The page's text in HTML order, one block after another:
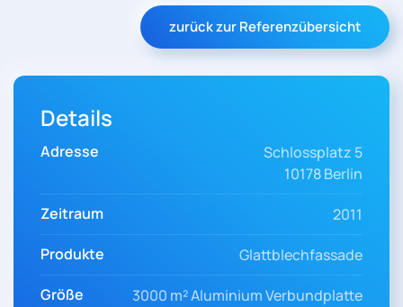
zurück zur Referenzübersicht
Details
Adresse
Schlossplatz 5
10178 Berlin
Zeitraum
2011
Produkte
Glattblechfassade
Größe
3000 m² Aluminium Verbundplatte